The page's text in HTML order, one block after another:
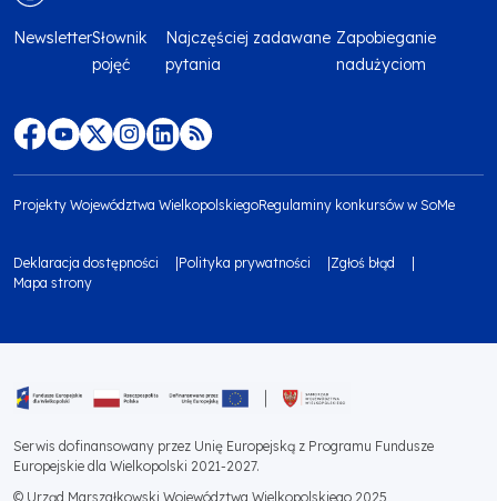
Menu
footer
społecznościowe
top
NewsletterSłownik
pojęć
Najczęściej zadawane
pytania
Zapobieganie
nadużyciom
footer
Projekty Województwa WielkopolskiegoRegulaminy konkursów w SoMe
Menu
footer
2
Deklaracja dostępności Polityka prywatności
Zgłoś błąd
Mapa strony
Serwis dofinansowany przez Unię Europejską z Programu Fundusze
Europejskie dla Wielkopolski 2021-2027.
© Urząd Marszałkowski Województwa Wielkopolskiego 2025